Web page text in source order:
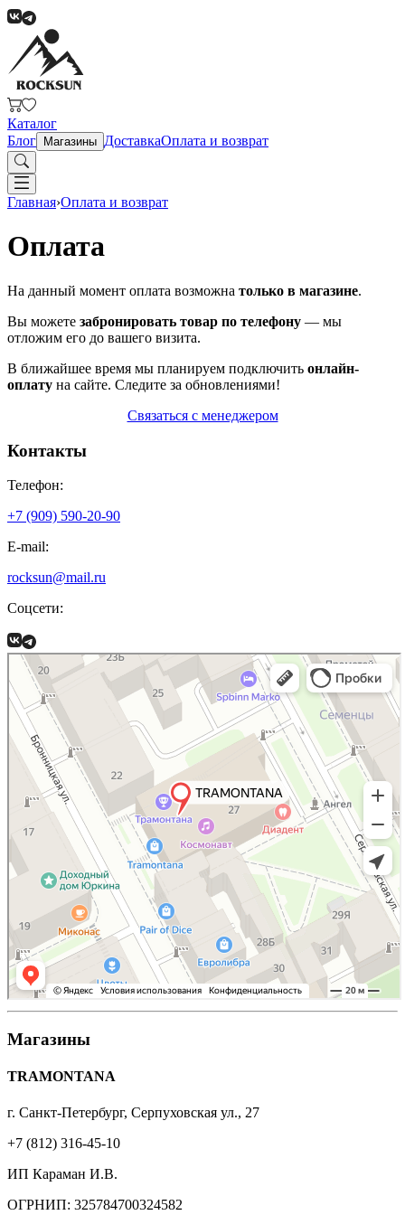
Каталог
Блог
Магазины ДоставкаОплата и возврат
Главная›Оплата и возврат
Оплата
На данный момент оплата возможна только в магазине.
Вы можете забронировать товар по телефону — мы
отложим его до вашего визита.
В ближайшее время мы планируем подключить онлайн-
оплату на сайте. Следите за обновлениями!
Связаться с менеджером
Контакты
Телефон:
+7 (909) 590-20-90
E-mail:
rocksun@mail.ru
Соцсети:
Магазины
TRAMONTANA
г. Санкт-Петербург, Серпуховская ул., 27
+7 (812) 316-45-10
ИП Караман И.В.
ОГРНИП: 325784700324582